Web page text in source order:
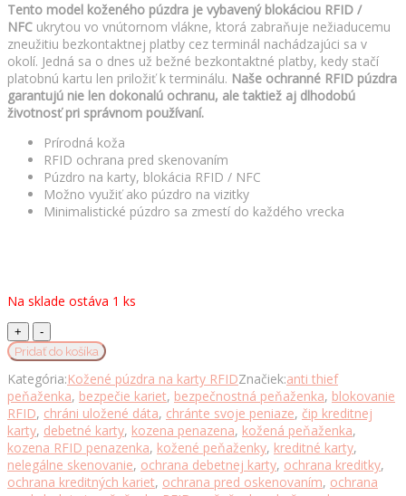
Tento model koženého púzdra je vybavený blokáciou RFID /
NFC ukrytou vo vnútornom vlákne, ktorá zabraňuje nežiaducemu
zneužitiu bezkontaktnej platby cez terminál nachádzajúci sa v
okolí. Jedná sa o dnes už bežné bezkontaktné platby, kedy stačí
platobnú kartu len priložiť k terminálu. Naše ochranné RFID púzdra
garantujú nie len dokonalú ochranu, ale taktiež aj dlhodobú
životnosť pri správnom používaní.
Prírodná koža
RFID ochrana pred skenovaním
Púzdro na karty, blokácia RFID / NFC
Možno využiť ako púzdro na vizitky
Minimalistické púzdro sa zmestí do každého vrecka
Na sklade ostáva 1 ks
Kožené
RFID
púzdro
vybavené
blokáciou
RFID
/
NFC,
khaki
farba
Pridať do košíka
Kategória:Kožené púzdra na karty RFIDZnačiek:anti thief
peňaženka, bezpečie kariet, bezpečnostná peňaženka, blokovanie
RFID, chráni uložené dáta, chránte svoje peniaze, čip kreditnej
karty, debetné karty, kozena penazena, kožená peňaženka,
kozena RFID penazenka, kožené peňaženky, kreditné karty,
nelegálne skenovanie, ochrana debetnej karty, ochrana kreditky,
ochrana kreditných kariet, ochrana pred oskenovaním, ochrana